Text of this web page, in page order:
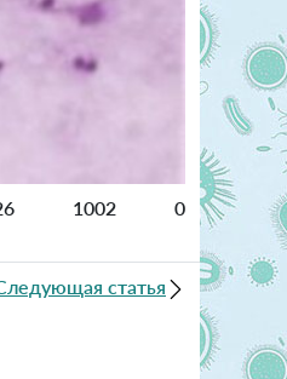
1002 0
статья